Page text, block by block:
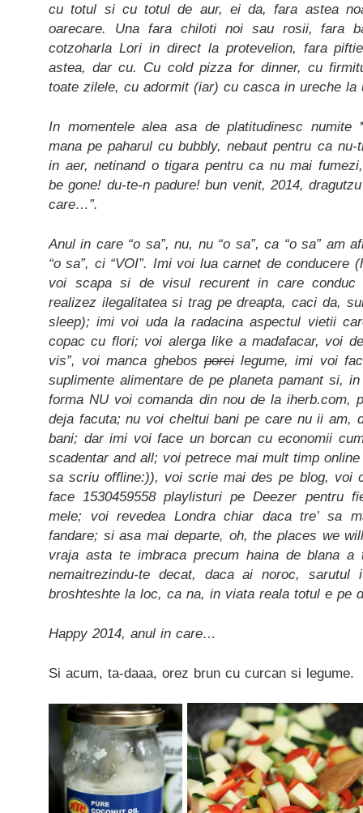
cu totul si cu totul de aur, ei da, fara astea
oarecare. Una fara chiloti noi sau rosii, fara
cotzoharla Lori in direct la protevelion, fara
astea, dar cu. Cu cold pizza for dinner, cu
toate zilele, cu adormit (iar) cu casca in ureche la
In momentele alea asa de platitudinesc numite
mana pe paharul cu bubbly, nebaut pentru ca
in aer, netinand o tigara pentru ca nu mai
be gone! du-te-n padure! bun venit, 2014,
care…”.
Anul in care “o sa”, nu, nu “o sa”, ca “o sa” am
“o sa”, ci “VOI”. Imi voi lua carnet de conducere
voi scapa si de visul recurent in care conduc
realizez ilegalitatea si trag pe dreapta, caci da,
sleep); imi voi uda la radacina aspectul vietii
copac cu flori; voi alerga like a madafacar, voi
vis”, voi manca ghebos porcilegume, imi voi
suplimente alimentare de pe planeta pamant si,
forma NU voi comanda din nou de la iherb.com,
deja facuta; nu voi cheltui bani pe care nu ii am,
bani; dar imi voi face un borcan cu economii
scadentar and all; voi petrece mai mult timp
sa scriu offline:)), voi scrie mai des pe blog, voi
face 1530459558 playlisturi pe Deezer pentru
mele; voi revedea Londra chiar daca tre’ sa
fandare; si asa mai departe, oh, the places we
vraja asta te imbraca precum haina de blana a
nemaitrezindu-te decat, daca ai noroc,
broshteshte la loc, ca na, in viata reala totul e pe
Happy 2014, anul in care…
Si acum, ta-daaa, orez brun cu curcan si legume.